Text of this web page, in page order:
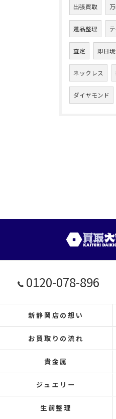
出張買取
遺品整理
査定 即日
ネックレス
ダイヤモンド
0120-078-896
新静岡店の想い
お買取りの流れ
貴金属
ジュエリー
生前整理